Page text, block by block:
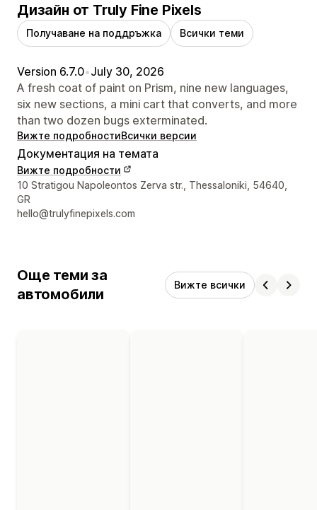
Дизайн от Truly Fine Pixels
Получаване на поддръжка Всички теми
Version 6.7.0•July 30, 2026
A fresh coat of paint on Prism, nine new languages,
six new sections, a mini cart that converts, and more
than two dozen bugs exterminated.
Вижте подробностиВсички версии
Документация на темата
Вижте подробности
Данни за връзка с дизайнера
10 Stratigou Napoleontos Zerva str., Thessaloniki, 54640,
GR
hello@trulyfinepixels.com
Още теми за
автомобили
Вижте всички